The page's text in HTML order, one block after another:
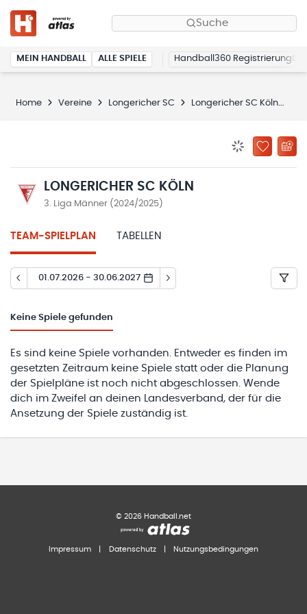
Suche
MEIN HANDBALL ALLE SPIELE Handball360 Registrierung
Home Vereine Longericher SC Longericher SC Köln
ZU
LONGERICHER SC KÖLN
3. Liga Männer (2024/2025)
TEAM-SPIELPLAN TABELLEN
01.07.2026 - 30.06.2027
Keine Spiele gefunden
Es sind keine Spiele vorhanden. Entweder es finden im
gesetzten Zeitraum keine Spiele statt oder die Planung
der Spielpläne ist noch nicht abgeschlossen. Wende
dich im Zweifel an deinen Landesverband, der für die
Ansetzung der Spiele zuständig ist.
© 2026 Handball.net
Impressum Datenschutz Nutzungsbedingungen